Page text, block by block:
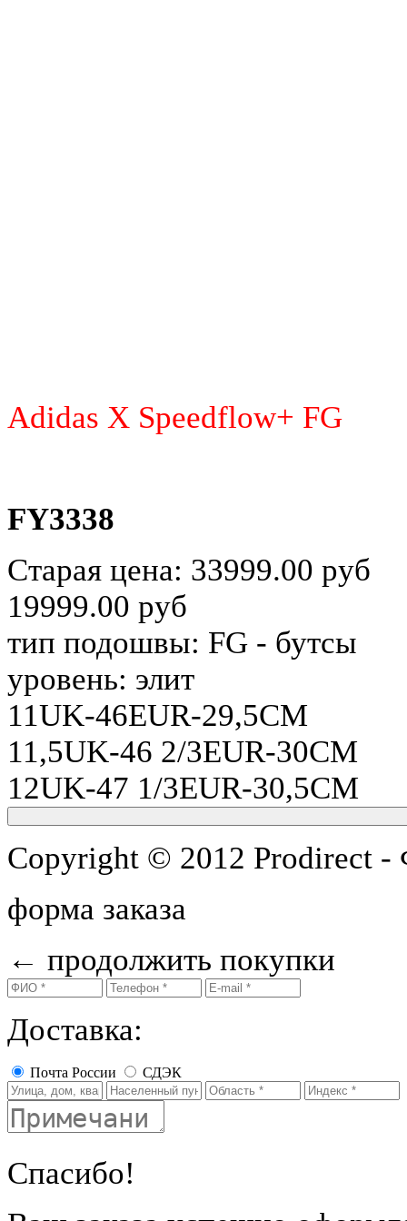
Adidas X Speedflow+ FG
FY3338
Старая цена: 33999.00 руб
19999.00 руб
тип подошвы: FG - бутсы
уровень: элит
11UK-46EUR-29,5СМ
11,5UK-46 2/3EUR-30CM
12UK-47 1/3EUR-30,5CM
Copyright © 2012 Prodirect -
форма заказа
← продолжить покупки
Доставка:
Почта России СДЭК
Спасибо!